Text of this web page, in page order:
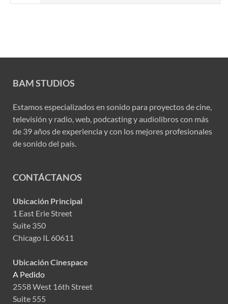
BAM STUDIOS
Estamos especializados en sonido para proyectos de cine,
televisión y radio, web, podcasting y audiolibros con más
de 39 años de experiencia y con los mejores profesionales
de sonido del país.
CONTÁCTANOS
Ubicación Principal
1 East Erie Street
Suite 350
Chicago IL 60611
Ubicación Cinespace
A Pedido
2558 West 16th Street
Suite 555